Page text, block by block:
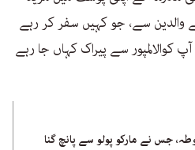
والدین سے، جو کہیں سفر کر رہے
کوالالمپور سے پیراک کہاں جا رہے
جس نے مارکو پولو سے پانچ گنا